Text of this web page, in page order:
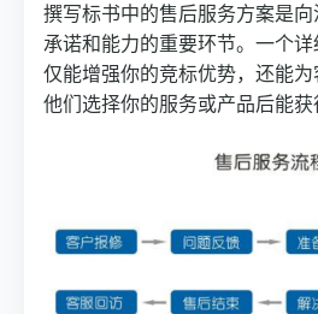
撰写标书中的售后服务方案是
承诺和能力的重要环节。一个
仅能增强你的竞标优势，还能
他们选择你的服务或产品后能获